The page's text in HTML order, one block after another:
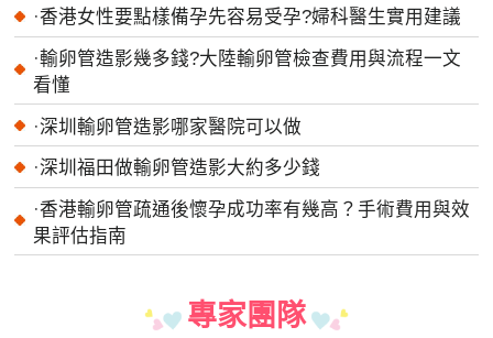
·香港女性要點樣備孕先容易受孕?婦科醫生實用建議
·輸卵管造影幾多錢?大陸輸卵管檢查費用與流程一文
看懂
·深圳輸卵管造影哪家醫院可以做
·深圳福田做輸卵管造影大約多少錢
·香港輸卵管疏通後懷孕成功率有幾高？手術費用與效
果評估指南
專家團隊